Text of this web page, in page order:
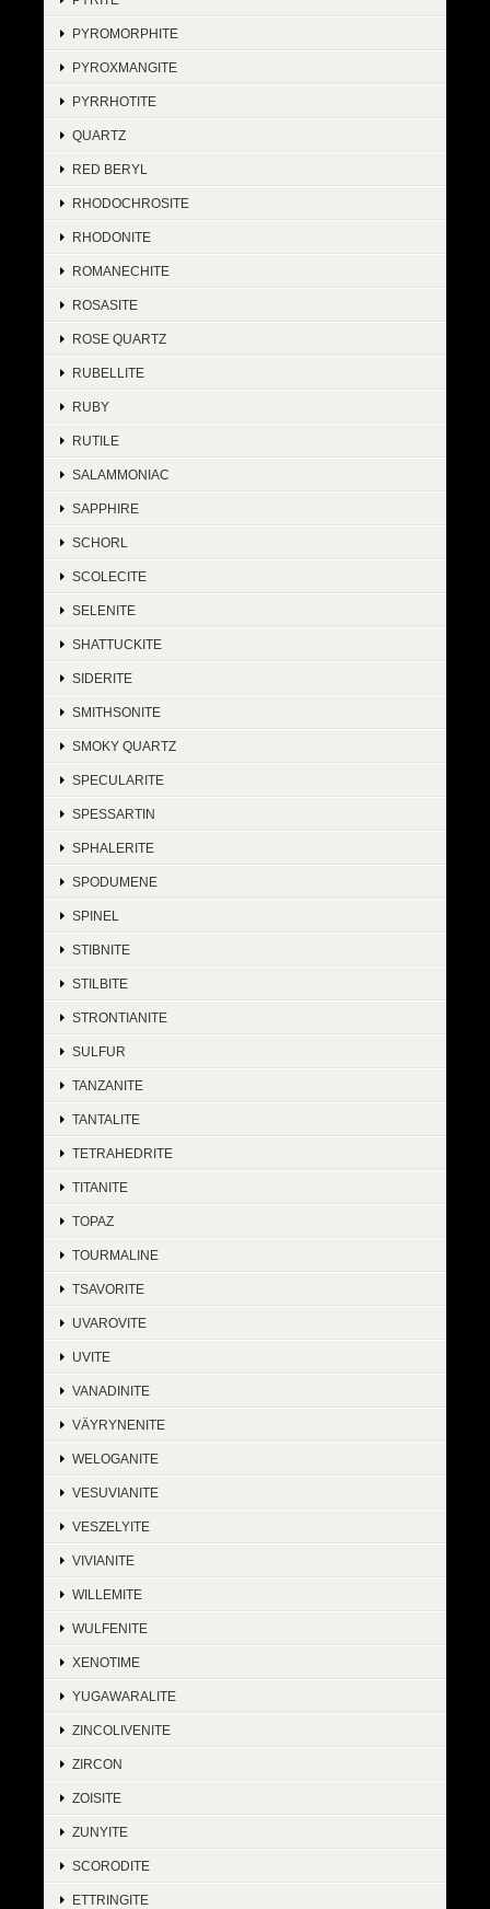
PYROMORPHITE
PYROXMANGITE
PYRRHOTITE
QUARTZ
RED BERYL
RHODOCHROSITE
RHODONITE
ROMANECHITE
ROSASITE
ROSE QUARTZ
RUBELLITE
RUBY
RUTILE
SALAMMONIAC
SAPPHIRE
SCHORL
SCOLECITE
SELENITE
SHATTUCKITE
SIDERITE
SMITHSONITE
SMOKY QUARTZ
SPECULARITE
SPESSARTIN
SPHALERITE
SPODUMENE
SPINEL
STIBNITE
STILBITE
STRONTIANITE
SULFUR
TANZANITE
TANTALITE
TETRAHEDRITE
TITANITE
TOPAZ
TOURMALINE
TSAVORITE
UVAROVITE
UVITE
VANADINITE
VÄYRYNENITE
WELOGANITE
VESUVIANITE
VESZELYITE
VIVIANITE
WILLEMITE
WULFENITE
XENOTIME
YUGAWARALITE
ZINCOLIVENITE
ZIRCON
ZOISITE
ZUNYITE
SCORODITE
ETTRINGITE